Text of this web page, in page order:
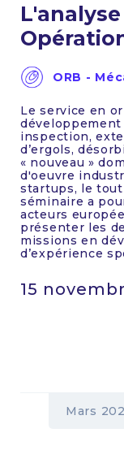
15
ORB -
Le service en
inspection,
d’ergols,
« nouveau »
d'oeuvre
startups, le tout
séminaire a
acteurs
présenter les
missions en
d’expérience
Mars